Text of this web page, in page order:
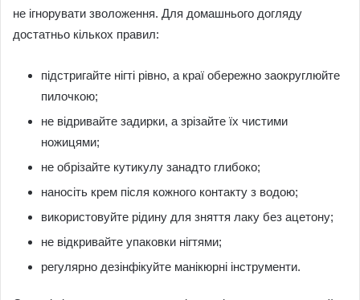
не ігнорувати зволоження. Для домашнього догляду
достатньо кількох правил:
підстригайте нігті рівно, а краї обережно заокруглюйте
пилочкою;
не відривайте задирки, а зрізайте їх чистими
ножицями;
не обрізайте кутикулу занадто глибоко;
наносіть крем після кожного контакту з водою;
використовуйте рідину для зняття лаку без ацетону;
не відкривайте упаковки нігтями;
регулярно дезінфікуйте манікюрні інструменти.